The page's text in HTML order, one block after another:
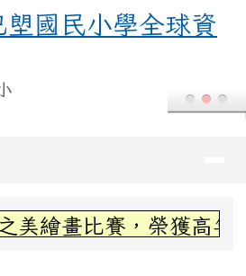
國民小學全球資訊
國民小學全球資
畫比賽，榮獲高年級組